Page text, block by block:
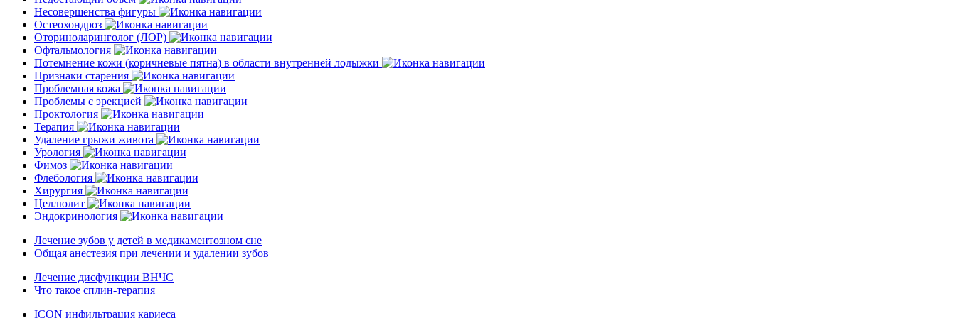
Несовершенства фигуры
Остеохондроз
Оториноларинголог (ЛОР)
Офтальмология
Потемнение кожи (коричневые пятна) в области внутренней лодыжки
Признаки старения
Проблемная кожа
Проблемы с эрекцией
Проктология
Терапия
Удаление грыжи живота
Урология
Фимоз
Флебология
Хирургия
Целлюлит
Эндокринология
Лечение зубов у детей в медикаментозном сне
Общая анестезия при лечении и удалении зубов
Лечение дисфункции ВНЧС
Что такое сплин-терапия
ICON инфильтрация кариеса